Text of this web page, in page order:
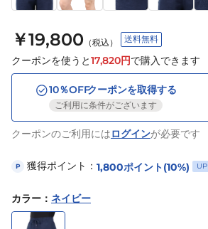
￥19,800 （税込） 送料無料
クーポンを使うと17,820円で購入できます
10％OFFクーポンを取得する
ご利用に条件がございます
クーポンのご利用にはログインが必要です
P 獲得ポイント： 1,800ポイント(10%) UP
カラー ： ネイビー